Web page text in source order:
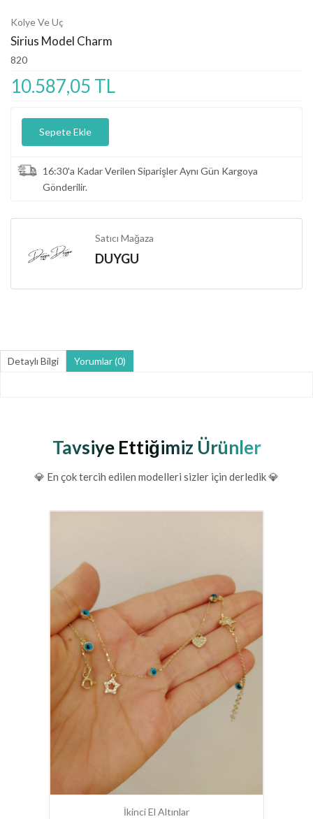
Kolye Ve Uç
Sirius Model Charm
820
10.587,05 TL
Sepete Ekle
16:30'a Kadar Verilen Siparişler Aynı Gün Kargoya
Gönderilir.
Satıcı Mağaza
DUYGU
Detaylı Bilgi Yorumlar (0)
Tavsiye Ettiğimiz Ürünler
💎 En çok tercih edilen modelleri sizler için derledik 💎
İkinci El Altınlar